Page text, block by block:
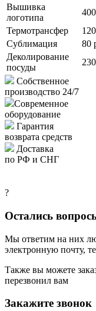
Вышивка
логотипа
Термотрансфер
Сублимация
80
Деколирование
посуды
Собственное
производство 24/7
Современное
оборудование
Гарантия
возврата средств
Доставка
по РФ и СНГ
?
Остались
Мы ответим на них
электронную почту,
Также вы можете
перезвонил вам
Закажите звонок